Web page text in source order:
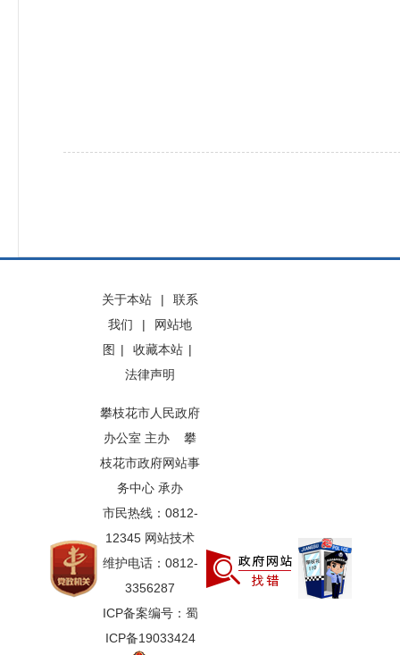
关于本站 |
联系
我们
|
网站地
图 | 收藏本站 |
法律声明
攀枝花市人民政府
办公室 主办 攀
枝花市政府网站事
务中心 承办
市民热线：0812-
12345 网站技术
维护电话：0812-
3356287
ICP备案编号：蜀
ICP备19033424